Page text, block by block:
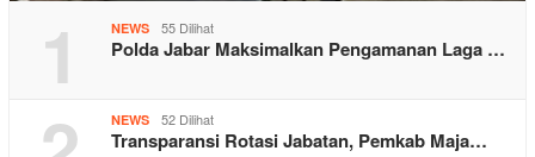
1 NEWS 55 Dilihat
Polda Jabar Maksimalkan Pengamanan Laga …
NEWS 52 Dilihat
Transparansi Rotasi Jabatan, Pemkab Maja…